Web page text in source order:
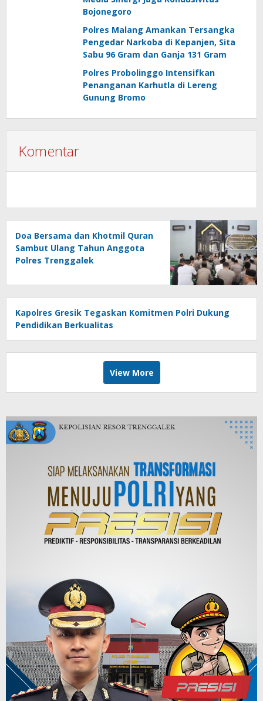
Bojonegoro
Polres Malang Amankan Tersangka
Pengedar Narkoba di Kepanjen, Sita
Sabu 96 Gram dan Ganja 131 Gram
Polres Probolinggo Intensifkan
Penanganan Karhutla di Lereng
Gunung Bromo
Komentar
Doa Bersama dan Khotmil Quran
Sambut Ulang Tahun Anggota
Polres Trenggalek
Kapolres Gresik Tegaskan Komitmen Polri Dukung
Pendidikan Berkualitas
View More